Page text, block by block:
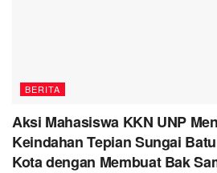
BERITA
Aksi Mahasiswa KKN UNP
Keindahan Tepian Sungai
Kota dengan Membuat Bak